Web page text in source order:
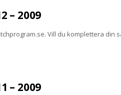
– 2009
Vill du komplettera din
– 2009